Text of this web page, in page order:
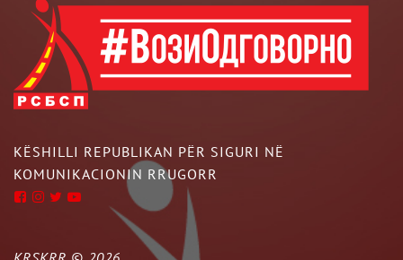
KËSHILLI REPUBLIKAN PËR SIGURI NË
KOMUNIKACIONIN RRUGORR